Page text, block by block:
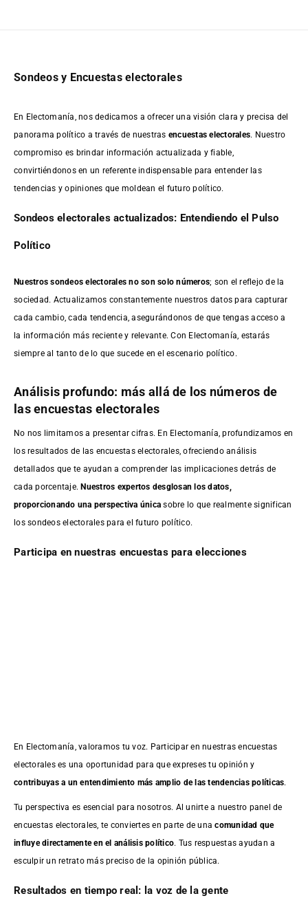
Sondeos y Encuestas electorales
En Electomanía, nos dedicamos a ofrecer una visión clara y precisa del
panorama político a través de nuestras encuestas electorales. Nuestro
compromiso es brindar información actualizada y fiable,
convirtiéndonos en un referente indispensable para entender las
tendencias y opiniones que moldean el futuro político.
Sondeos electorales actualizados: Entendiendo el Pulso
Político
Nuestros sondeos electorales no son solo números; son el reflejo de la
sociedad. Actualizamos constantemente nuestros datos para capturar
cada cambio, cada tendencia, asegurándonos de que tengas acceso a
la información más reciente y relevante. Con Electomanía, estarás
siempre al tanto de lo que sucede en el escenario político.
Análisis profundo: más allá de los números de
las encuestas electorales
No nos limitamos a presentar cifras. En Electomanía, profundizamos en
los resultados de las encuestas electorales, ofreciendo análisis
detallados que te ayudan a comprender las implicaciones detrás de
cada porcentaje.Nuestros expertos desglosan los datos,
proporcionando una perspectiva única sobre lo que realmente significan
los sondeos electorales para el futuro político.
Participa en nuestras encuestas para elecciones
En Electomanía, valoramos tu voz. Participar en nuestras encuestas
electorales es una oportunidad para que expreses tu opinión y
contribuyas a un entendimiento más amplio de las tendencias políticas.
Tu perspectiva es esencial para nosotros. Al unirte a nuestro panel de
encuestas electorales, te conviertes en parte de unacomunidad que
influye directamente en el análisis político. Tus respuestas ayudan a
esculpir un retrato más preciso de la opinión pública.
Resultados en tiempo real: la voz de la gente